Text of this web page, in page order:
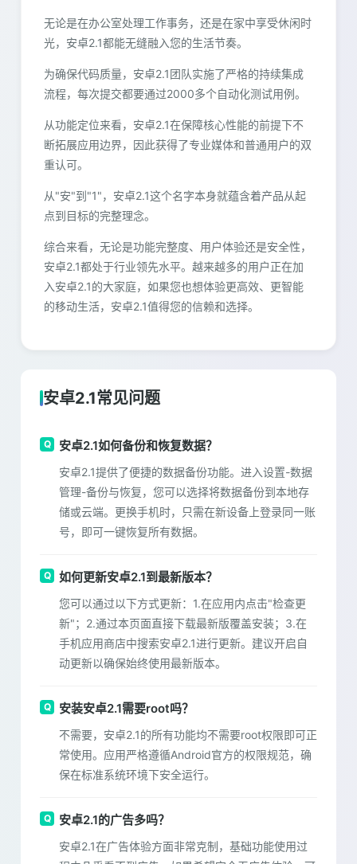
无论是在办公室处理工作事务，还是在家中享受休闲时
光，安卓2.1都能无缝融入您的生活节奏。
为确保代码质量，安卓2.1团队实施了严格的持续集成
流程，每次提交都要通过2000多个自动化测试用例。
从功能定位来看，安卓2.1在保障核心性能的前提下不
断拓展应用边界，因此获得了专业媒体和普通用户的双
重认可。
从"安"到"1"，安卓2.1这个名字本身就蕴含着产品从起
点到目标的完整理念。
综合来看，无论是功能完整度、用户体验还是安全性，
安卓2.1都处于行业领先水平。越来越多的用户正在加
入安卓2.1的大家庭，如果您也想体验更高效、更智能
的移动生活，安卓2.1值得您的信赖和选择。
安卓2.1常见问题
安卓2.1如何备份和恢复数据？
安卓2.1提供了便捷的数据备份功能。进入设置-数据
管理-备份与恢复，您可以选择将数据备份到本地存
储或云端。更换手机时，只需在新设备上登录同一账
号，即可一键恢复所有数据。
如何更新安卓2.1到最新版本？
您可以通过以下方式更新：1.在应用内点击"检查更
新"；2.通过本页面直接下载最新版覆盖安装；3.在
手机应用商店中搜索安卓2.1进行更新。建议开启自
动更新以确保始终使用最新版本。
安装安卓2.1需要root吗？
不需要，安卓2.1的所有功能均不需要root权限即可正
常使用。应用严格遵循Android官方的权限规范，确
保在标准系统环境下安全运行。
安卓2.1的广告多吗？
安卓2.1在广告体验方面非常克制，基础功能使用过